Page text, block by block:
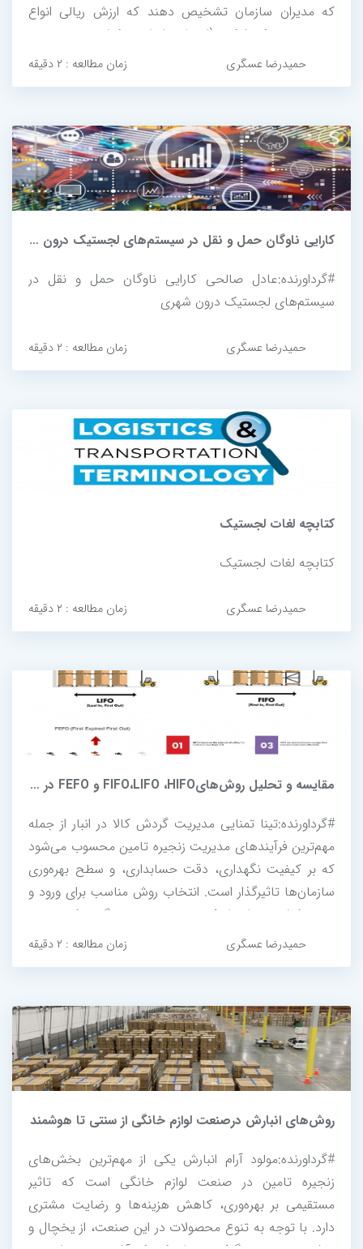
که مدیران سازمان تشخیص دهند که ارزش ریالی انواع
موجودی­های یک شرکت (اعم از مواد اولیه، کالای نیمه­ساخته،
موجودی پای کار در خطوط تولید، محصولات نهایی و سایر
حمیدرضا عسگری زمان مطالعه : ۲ دقیقه
کارایی ناوگان حمل و نقل در سیستم‌های لجستیک درون شهری
#گرداورنده:عادل صالحی کارایی ناوگان حمل و نقل در
سیستم‌های لجستیک درون شهری
حمیدرضا عسگری زمان مطالعه : ۲ دقیقه
کتابچه لغات لجستیک
کتابچه لغات لجستیک
حمیدرضا عسگری زمان مطالعه : ۲ دقیقه
مقایسه و تحلیل روش‌هایFIFO،LIFO ،HIFO و FEFO در مدیریت انبار
#گرداورنده:تینا تمنایی مدیریت گردش کالا در انبار از جمله
مهم‌ترین فرآیندهای مدیریت زنجیره تامین محسوب می‌شود
که بر کیفیت نگهداری، دقت حسابداری، و سطح بهره‌وری
سازمان‌ها تاثیرگذار است. انتخاب روش مناسب برای ورود و
خروج کالا می‌تواند از فساد و ضایعات جلوگیری کرده و به
بهینه‌سازی هزینه‌ها کمک کند. این مقاله به بررسی چهار
حمیدرضا عسگری زمان مطالعه : ۲ دقیقه
روش‌های انبارش درصنعت لوازم خانگی از سنتی تا هوشمند
#گرداورنده:مولود آرام انبارش یکی از مهم‌ترین بخش‌های
زنجیره تامین در صنعت لوازم خانگی است که تاثیر
مستقیمی بر بهره‌وری، کاهش هزینه‌ها و رضایت مشتری
دارد. با توجه به تنوع محصولات در این صنعت، از یخچال و